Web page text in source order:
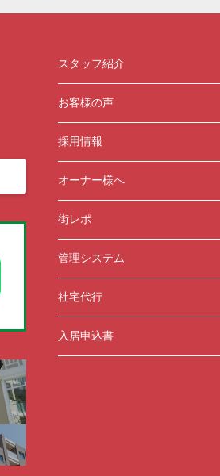
スタッフ紹介
お客様の声
採用情報
オーナー様へ
街レポ
管理システム
社宅代行
入居申込書